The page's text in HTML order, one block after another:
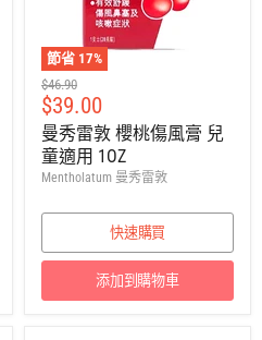
節省 17%
建
議
零
售
價
$46.90
售
價
$39.00
曼秀雷敦 櫻桃傷風膏 兒
童適用 1OZ
Mentholatum 曼秀雷敦
快速購買
添加到購物車